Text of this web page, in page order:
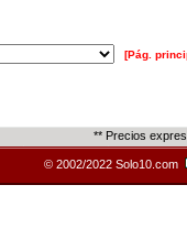
[Pág.
** Precios
© 2002/2022 Solo10.com